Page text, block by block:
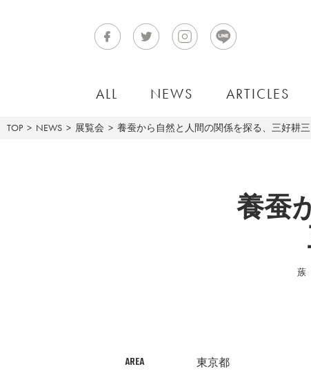
ALL NEWS ARTICLES
TOP NEWS 展覧会 養蚕から自然と人間の関係を探る、三好耕三
養蚕
蔟
AREA 東京都